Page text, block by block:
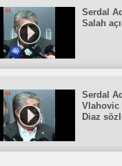
Serdal
Salah
Serdal
Vlahovic
Diaz